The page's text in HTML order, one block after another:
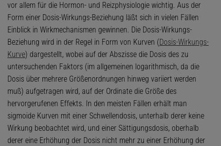
vor allem für die Hormon- und Reizphysiologie wichtig. Aus der
Form einer Dosis-Wirkungs-Beziehung läßt sich in vielen Fällen
Einblick in Wirkmechanismen gewinnen. Die Dosis-Wirkungs-
Beziehung wird in der Regel in Form von Kurven (Dosis-Wirkungs-
Kurve) dargestellt, wobei auf der Abszisse die Dosis des zu
untersuchenden Faktors (im allgemeinen logarithmisch, da die
Dosis über mehrere Größenordnungen hinweg variiert werden
muß) aufgetragen wird, auf der Ordinate die Größe des
hervorgerufenen Effekts. In den meisten Fällen erhält man
sigmoide Kurven mit einer Schwellendosis, unterhalb derer keine
Wirkung beobachtet wird, und einer Sättigungsdosis, oberhalb
derer eine Erhöhung der Dosis nicht mehr zu einer Erhöhung der